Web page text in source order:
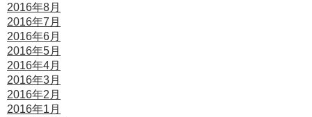
2016年8月
2016年7月
2016年6月
2016年5月
2016年4月
2016年3月
2016年2月
2016年1月